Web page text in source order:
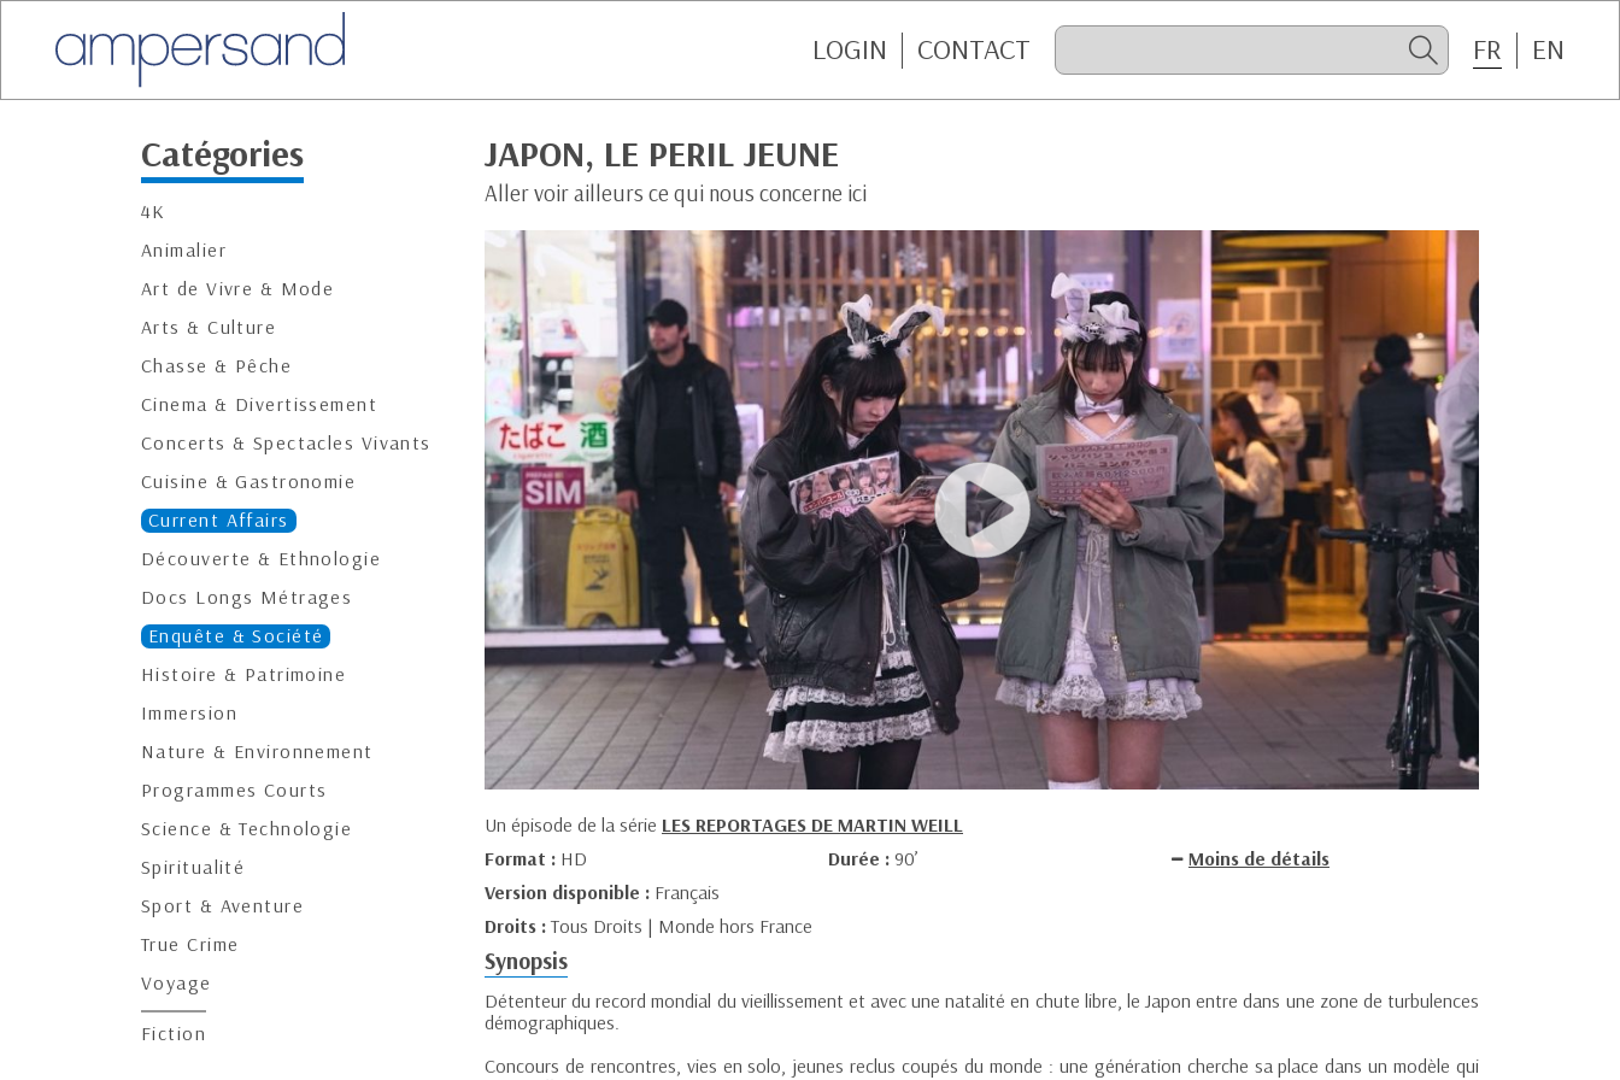
LOGIN CONTACT FR EN
Catégories
4K
Animalier
Art de Vivre & Mode
Arts & Culture
Chasse & Pêche
Cinema & Divertissement
Concerts & Spectacles Vivants
Cuisine & Gastronomie
Current Affairs
Découverte & Ethnologie
Docs Longs Métrages
Enquête & Société
Histoire & Patrimoine
Immersion
Nature & Environnement
Programmes Courts
Science & Technologie
Spiritualité
Sport & Aventure
True Crime
Voyage
Fiction
JAPON, LE PERIL JEUNE
Aller voir ailleurs ce qui nous concerne ici
Un épisode de la série LES REPORTAGES DE MARTIN WEILL
Format : HD Durée : 90’
Moins de détails
Version disponible : Français
Droits :Tous Droits | Monde hors France
Synopsis
Détenteur du record mondial du vieillissement et avec une natalité en chute libre, le Japon entre dans une zone de turbulences
démographiques.
Concours de rencontres, vies en solo, jeunes reclus coupés du monde : une génération cherche sa place dans un modèle qui